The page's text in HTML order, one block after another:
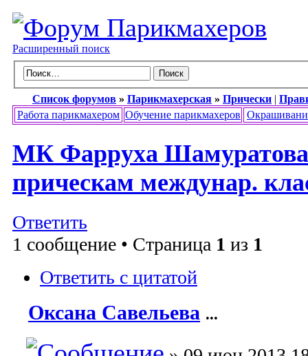
Расширенный поиск
Список форумов » Парикмахерская » Прически |
Работа парикмахером Обучение парикмахеров
МК Фарруха Шамуратова
прическам междунар.
Ответить
1 сообщение • Страница 1 из 1
Ответить с цитатой
Оксана Савельева ...